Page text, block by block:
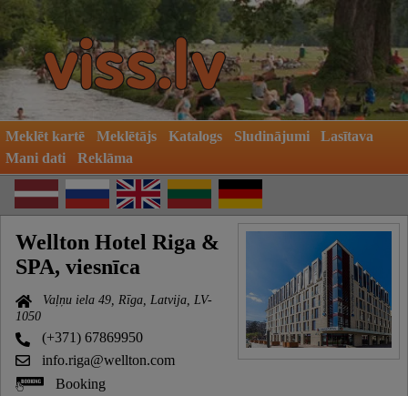
Meklēt kartē Meklētājs Katalogs Sludinājumi
Lasītava
Mani dati
Reklāma
Wellton Hotel Riga &
SPA, viesnīca
Vaļņu iela 49, Rīga, Latvija, LV-
1050
(+371) 67869950
info.riga@wellton.com
Booking